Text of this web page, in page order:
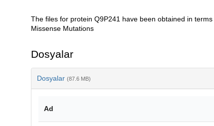
Açıklama
The files for protein Q9P241 have been obtained in
Missense Mutations
Dosyalar
Dosyalar (87.6 MB)
Ad